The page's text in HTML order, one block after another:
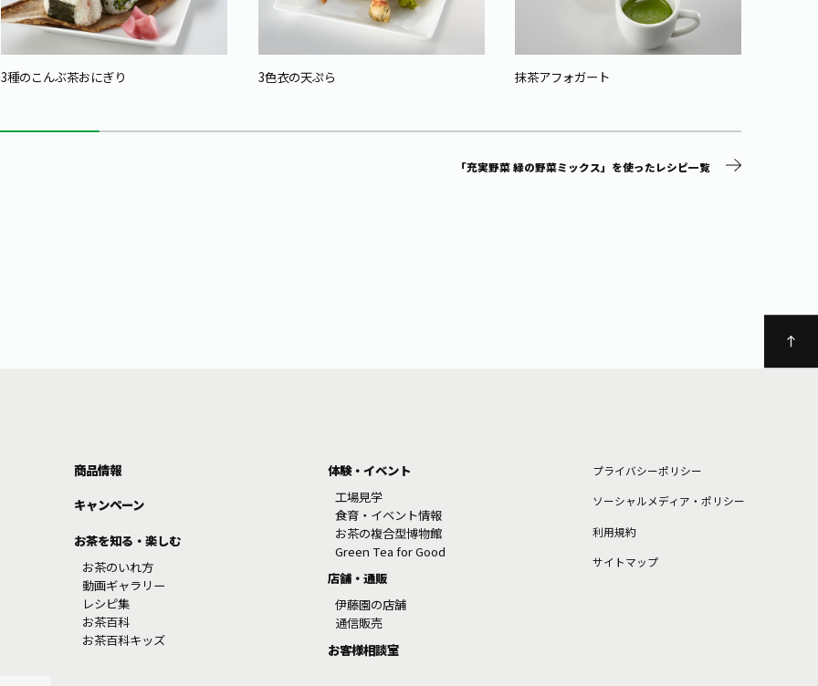
3種のこんぶ茶おにぎり 3色衣の天ぷら
抹茶アフォガート
「充実野菜 緑の野菜ミックス」を使ったレシピ一覧
商品情報
キャンペーン
お茶を知る・楽しむ
お茶のいれ方
動画ギャラリー
レシピ集
お茶百科
お茶百科キッズ
体験・イベント
工場見学
食育・イベント情報
お茶の複合型博物館
Green Tea for Good
店舗・通販
伊藤園の店舗
通信販売
お客様相談室
プライバシーポリシー
ソーシャルメディア・ポリシー
利⽤規約
サイトマップ